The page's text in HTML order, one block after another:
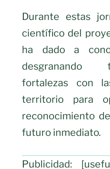
Durante estas
científico del
ha dado a
desgranando
fortalezas con
territorio para
reconocimiento
futuro inmediato.
Publicidad: